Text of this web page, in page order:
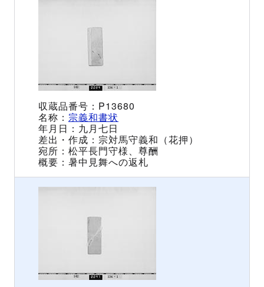
P13680
宗義和書状
九月七日
宗対馬守義和（花押）
松平長門守様、尊酬
暑中見舞への返札